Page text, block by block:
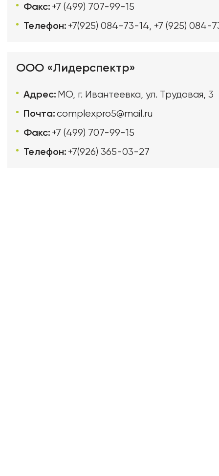
Факс: +7 (499) 707-99-15
Телефон: +7(925) 084-73-14, +7 (925) 084-
ООО «Лидерспектр»
Адрес: МО, г. Ивантеевка, ул. Трудовая, 3
Почта:complexpro5@mail.ru
Факс: +7 (499) 707-99-15
Телефон: +7(926) 365-03-27